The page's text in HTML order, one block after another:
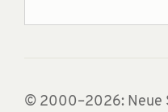
© 2000–2026: Neue